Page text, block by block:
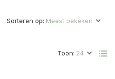
Toon:
Sorteren op: